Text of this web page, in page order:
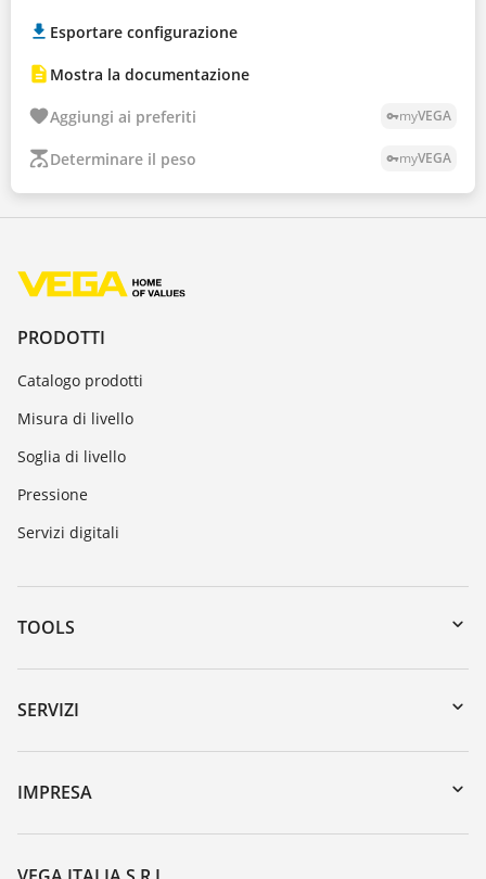
Esportare configurazione
Mostra la documentazione
Aggiungi ai preferiti vpn_keymyVEGA
Determinare il peso vpn_keymyVEGA
PRODOTTI
Catalogo prodotti
Misura di livello
Soglia di livello
Pressione
Servizi digitali
TOOLS
Downloads
Ricerca numero di serie
DTM Collection/PACTware
SERVIZI
Reso apparecchio
Seminari
Lista resistenza
IMPRESA
VEGA, l'azienda
Contatto